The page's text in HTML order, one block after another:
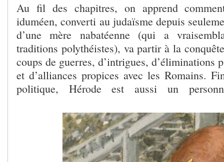
Au fil des chapitres, on apprend
iduméen, converti au judaïsme depuis
d’une mère nabatéenne (qui a
traditions polythéistes), va partir à la
coups de guerres, d’intrigues, d’éliminations
et d’alliances propices avec les Romains.
politique, Hérode est aussi un